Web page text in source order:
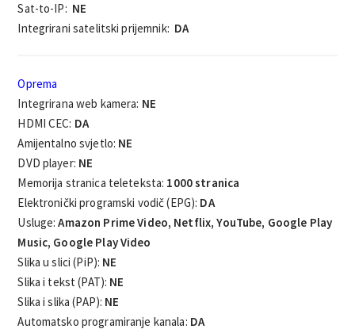
Sat-to-IP: NE
Integrirani satelitski prijemnik: DA
Oprema
Integrirana web kamera: NE
HDMI CEC: DA
Amijentalno svjetlo: NE
DVD player: NE
Memorija stranica teleteksta: 1000 stranica
Elektronički programski vodič (EPG): DA
Usluge:Amazon Prime Video, Netflix, YouTube, Google Play
Music, Google Play Video
Slika u slici (PiP): NE
Slika i tekst (PAT): NE
Slika i slika (PAP): NE
Automatsko programiranje kanala: DA